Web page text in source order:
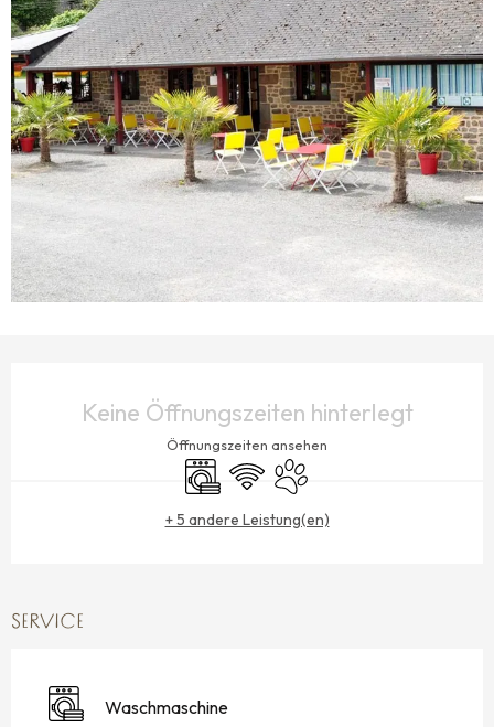
Keine Öffnungszeiten hinterlegt
Öffnungszeiten ansehen
Waschmaschine
Wi-Fi Tiere erlaubt
+ 5 andere Leistung(en)
SERVICE
Waschmaschine